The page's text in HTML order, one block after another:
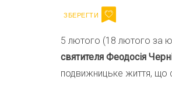
5 лютого (18 лютого за
святителя Феодосія
подвижницьке життя, що